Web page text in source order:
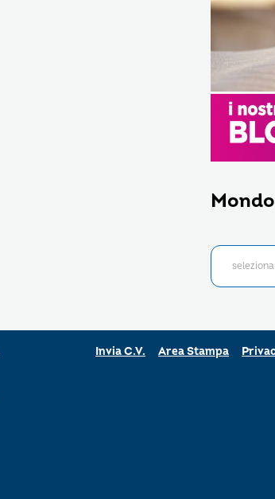
Invia C.V. Area Stampa